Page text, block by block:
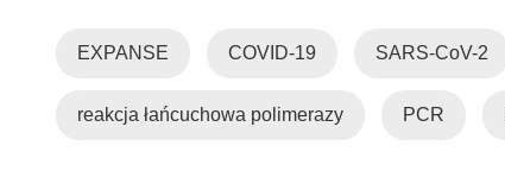
ś
i
EXPANSE COVID-19 SARS-CoV-2
reakcja łańcuchowa polimerazy PCR